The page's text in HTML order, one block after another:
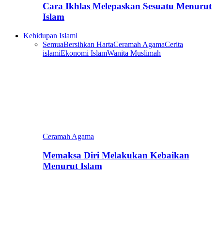
Cara Ikhlas Melepaskan Sesuatu Menurut
Islam
Kehidupan Islami
SemuaBersihkan HartaCeramah AgamaCerita
islamiEkonomi IslamWanita Muslimah
Ceramah Agama
Memaksa Diri Melakukan Kebaikan
Menurut Islam